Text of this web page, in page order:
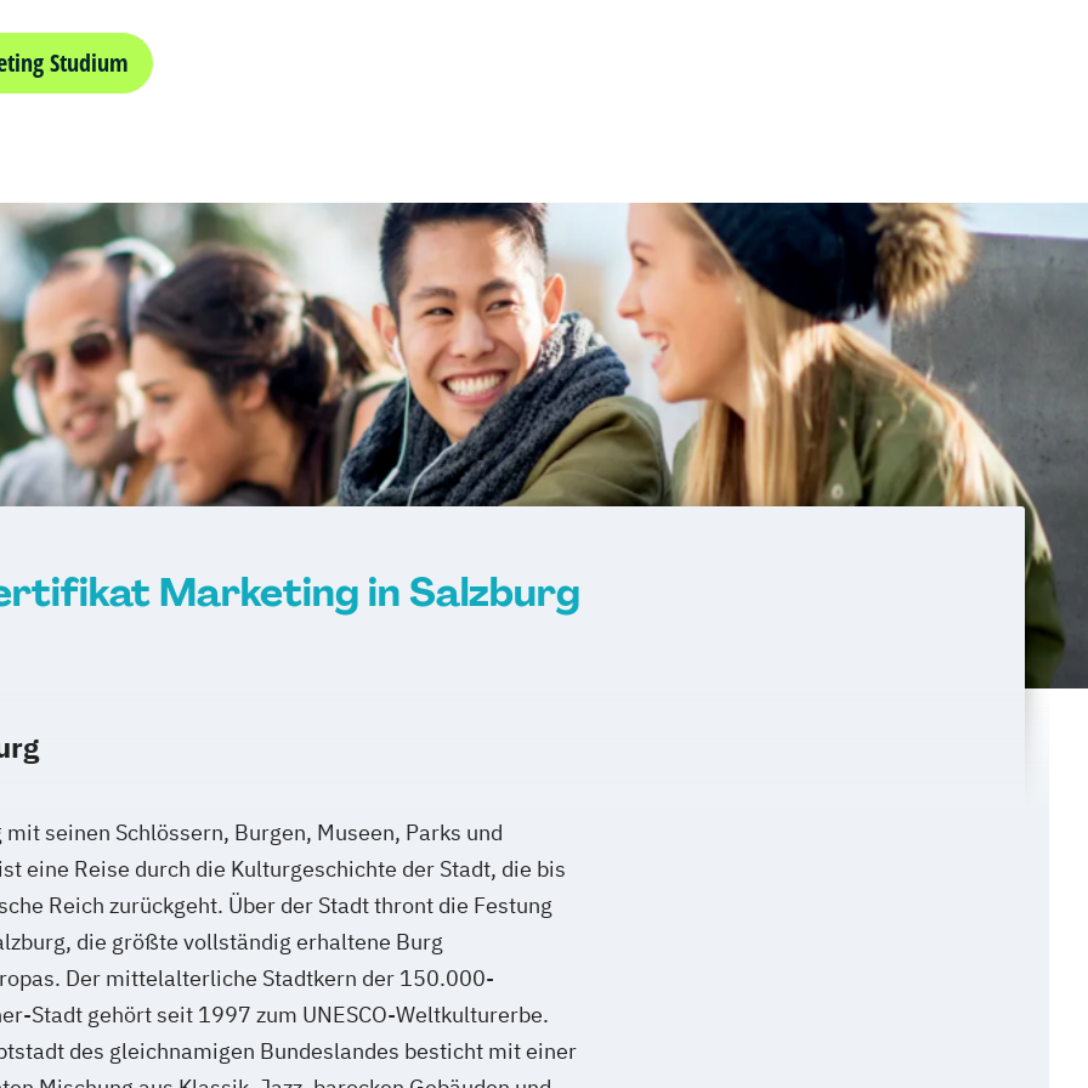
Studium
Marketing in Salzburg
mit seinen Schlössern, Burgen, Museen, Parks und
eine Reise durch die Kulturgeschichte der Stadt, die bis
Reich zurückgeht. Über der Stadt thront die Festung
die größte vollständig erhaltene Burg
Der mittelalterliche Stadtkern der 150.000-
Stadt gehört seit 1997 zum UNESCO-Weltkulturerbe.
des gleichnamigen Bundeslandes besticht mit einer